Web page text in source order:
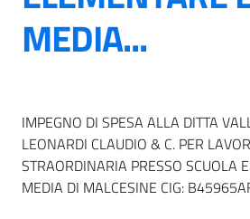
MEDIA...
IMPEGNO DI SPESA ALLA DITTA
LEONARDI CLAUDIO & C. PER
STRAORDINARIA PRESSO SCUOLA
MEDIA DI MALCESINE CIG: